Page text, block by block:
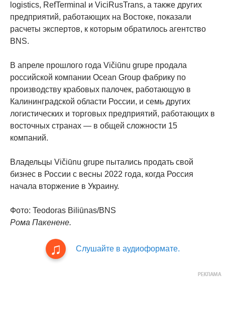
logistics, RefTerminal и ViciRusTrans, а также других
предприятий, работающих на Востоке, показали
расчеты экспертов, к которым обратилось агентство
BNS.
В апреле прошлого года Vičiūnu grupe продала
российской компании Ocean Group фабрику по
производству крабовых палочек, работающую в
Калининградской области России, и семь других
логистических и торговых предприятий, работающих в
восточных странах — в общей сложности 15
компаний.
Владельцы Vičiūnu grupe пытались продать свой
бизнес в России с весны 2022 года, когда Россия
начала вторжение в Украину.
Фото: Teodoras Biliūnas/BNS
Рома Пакенене.
Слушайте в аудиоформате.